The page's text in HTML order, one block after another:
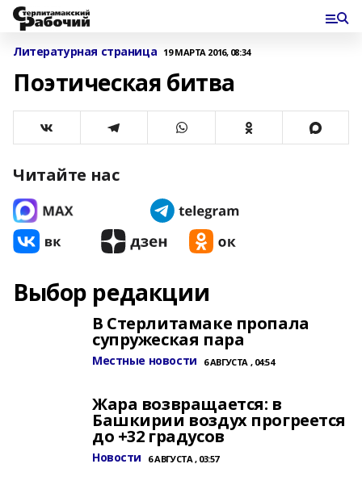
Литературная страница 19 МАРТА 2016, 08:34
Поэтическая битва
Читайте нас
Выбор редакции
В Стерлитамаке пропала
супружеская пара
Местные новости 6 АВГУСТА , 04:54
Жара возвращается: в
Башкирии воздух прогреется
до +32 градусов
Новости 6 АВГУСТА , 03:57